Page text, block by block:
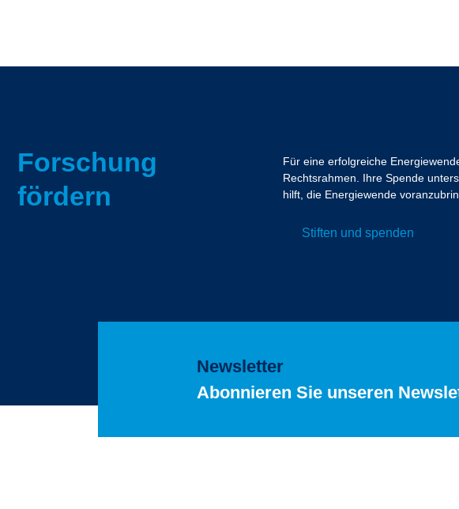
Forschung
fördern
Für eine erfolgreiche
Rechtsrahmen. Ihre Spende
hilft, die Energiewende
Stiften und spenden
Newsletter
Abonnieren Sie unseren